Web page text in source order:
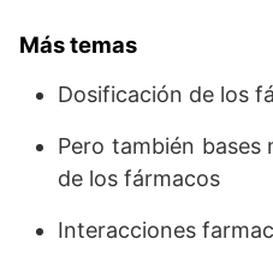
Más temas
Dosificación de los
Pero también bases
de los fármacos
Interacciones